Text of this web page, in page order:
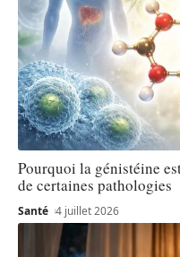
Pourquoi la génistéine
de certaines pathologies
Santé 4 juillet 2026